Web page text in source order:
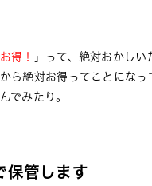
得！
」って、絶対おかしい
ら絶対お得ってことになっ
でみたり。
管します